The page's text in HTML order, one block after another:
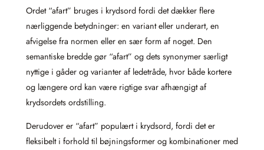
Ordet “afart” bruges i krydsord fordi det dækker flere
nærliggende betydninger: en variant eller underart, en
afvigelse fra normen eller en sær form af noget. Den
semantiske bredde gør “afart” og dets synonymer særligt
nyttige i gåder og varianter af ledetråde, hvor både kortere
og længere ord kan være rigtige svar afhængigt af
krydsordets ordstilling.
Derudover er “afart” populært i krydsord, fordi det er
fleksibelt i forhold til bøjningsformer og kombinationer med